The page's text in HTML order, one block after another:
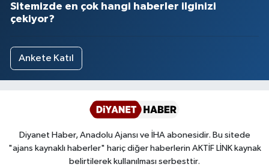
Sitemizde en çok hangi haberler ilginizi
çekiyor?
Ankete Katıl
Diyanet Haber, Anadolu Ajansı ve İHA abonesidir. Bu sitede
"ajans kaynaklı haberler" hariç diğer haberlerin AKTİF LİNK kaynak
belirtilerek kullanılması serbesttir.